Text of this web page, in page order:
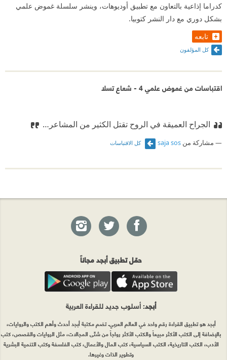
كدراما إذاعية بالتعاون مع تطبيق أوديوهات، وينشر سلسلة غموض علمي
بشكل دوري مع دار النشر كتوبيا.
تابعه
كل المؤلفون
اقتباسات من غموض علمي 4 - شعاع تسلا
الجراح العميقة في الروح تقتل الكثير من المشاعر…
مشاركة من saja sos كل الاقتباسات
حمّل تطبيق أبجد مجاناً
أبجد: أسلوب جديد للقراءة العربية
أبجد هو تطبيق القراءة رقم واحد في العالم العربي. تضم مكتبة أبجد أحدث وأهم الكتب والروايات،
بالإضافة إلى الكتب الأكثر مبيعاً والكتب الأكثر رواجاً من شتّى المجالات، مثل الروايات والقصص، كتب
الأدب، الكتب التاريخية، الكتب السياسية، كتب المال والأعمال، كتب الفلسفة وكتب التنمية البشرية
وتطوير الذات وغيرها.